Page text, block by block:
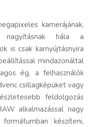
kamerájának,
nagyításnak hála a
is csak karnyújtásnyira
mindazonáltal
ég, a felhasználók
csillagképüket vagy
feldolgozás
alkalmazással nagy
készíteni,